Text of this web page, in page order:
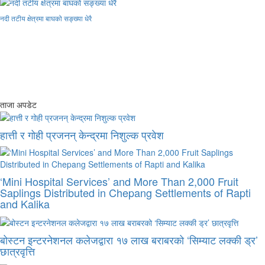
नदी तटीय क्षेत्रमा बाघको सङ्ख्या धेरै
ताजा अपडेट
हात्ती र गोही प्रजनन् केन्द्रमा निशुल्क प्रवेश
‘Mini Hospital Services’ and More Than 2,000 Fruit
Saplings Distributed in Chepang Settlements of Rapti
and Kalika
बोस्टन इन्टरनेशनल कलेजद्वारा १७ लाख बराबरको ‘सिम्याट लक्की ड्र’
छात्रवृत्ति